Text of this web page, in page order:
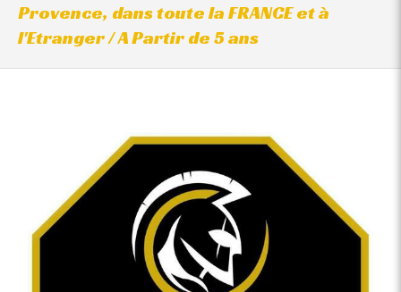
Provence, dans toute la FRANCE et à
l'Etranger / A Partir de 5 ans